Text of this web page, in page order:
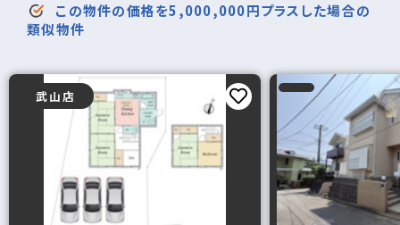
この物件の価格を5,000,000円プラスした場合の
類似物件
武山店